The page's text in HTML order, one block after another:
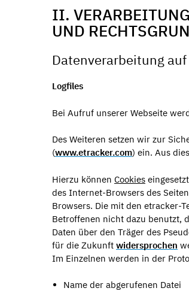
II.
UND
Datenverarbeitung
Logfiles
Bei Aufruf unserer Webseite
Des Weiteren setzen wir zur
(www.etracker.com) ein. Aus
Hierzu können Cookies
des Internet-Browsers des
Browsers. Die mit den etracker-
Betroffenen nicht dazu benutzt,
Daten über den Träger des
für die Zukunft widersprochen
Im Einzelnen werden in der
Name der abgerufenen Datei